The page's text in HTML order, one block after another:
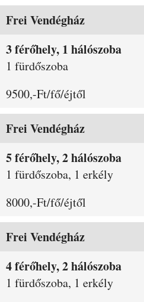
Szobák és árak
Frei Vendégház
3 férőhely, 1 hálószoba
1 fürdőszoba
9500,-Ft/fő/éjtől
Frei Vendégház
5 férőhely, 2 hálószoba
1 fürdőszoba, 1 erkély
8000,-Ft/fő/éjtől
Frei Vendégház
4 férőhely, 2 hálószoba
1 fürdőszoba, 1 erkély